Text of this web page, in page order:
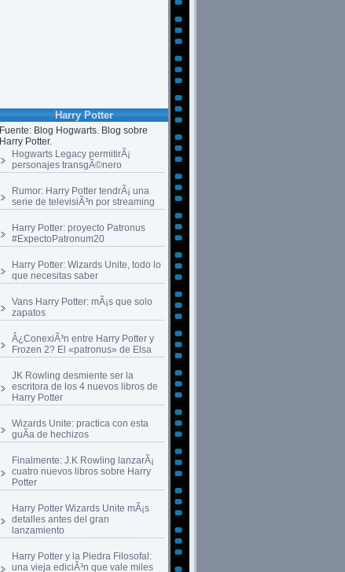
Harry Potter
Fuente: Blog Hogwarts. Blog sobre
Harry Potter.
Hogwarts Legacy permitirÃ¡
personajes transgÃ©nero
Rumor: Harry Potter tendrÃ¡ una
serie de televisiÃ³n por streaming
Harry Potter: proyecto Patronus
#ExpectoPatronum20
Harry Potter: Wizards Unite, todo lo
que necesitas saber
Vans Harry Potter: mÃ¡s que solo
zapatos
Â¿ConexiÃ³n entre Harry Potter y
Frozen 2? El «patronus» de Elsa
JK Rowling desmiente ser la
escritora de los 4 nuevos libros de
Harry Potter
Wizards Unite: practica con esta
guÃ­a de hechizos
Finalmente: J.K Rowling lanzarÃ¡
cuatro nuevos libros sobre Harry
Potter
Harry Potter Wizards Unite mÃ¡s
detalles antes del gran
lanzamiento
Harry Potter y la Piedra Filosofal:
una vieja ediciÃ³n que vale miles